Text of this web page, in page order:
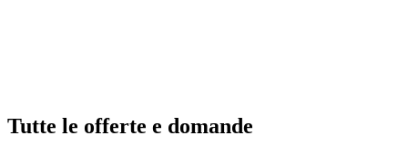
Tutte le offerte e domande